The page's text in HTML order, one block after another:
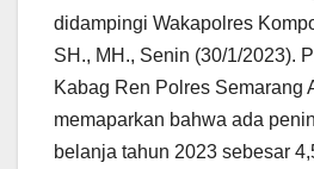
didampingi Wakapolres
SH., MH., Senin (30/1/2023).
Kabag Ren Polres Semarang
memaparkan bahwa ada
belanja tahun 2023 sebesar